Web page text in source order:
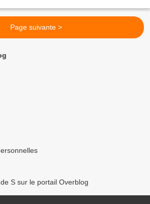
Page suivante >
S sur le portail Overblog